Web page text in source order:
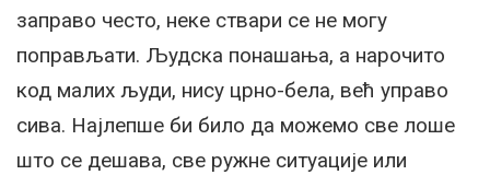
заправо често, неке ствари се не могу
поправљати. Људска понашања, а нарочито
код малих људи, нису црно-бела, већ управо
сива. Најлепше би било да можемо све лоше
што се дешава, све ружне ситуације или